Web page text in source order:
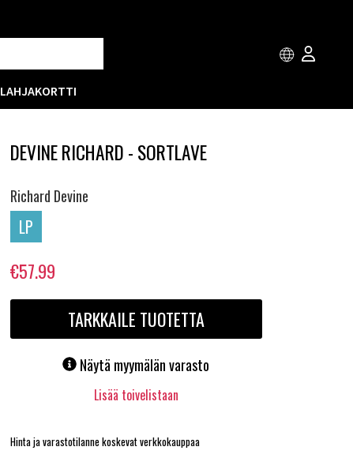
LAHJAKORTTI
DEVINE RICHARD - SORTLAVE
Richard Devine
LP
€57.99
TARKKAILE TUOTETTA
Näytä myymälän varasto
Lisää toivelistaan
Hinta ja varastotilanne koskevat verkkokauppaa